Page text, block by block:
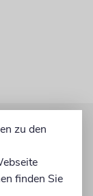
zu den
finden Sie